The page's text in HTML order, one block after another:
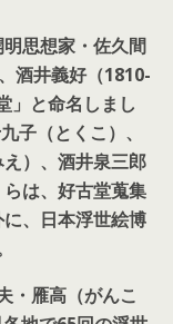
思想家・ 佐久間
酒井義好（1810-
と命名しまし
子（とくこ）、
）、酒井泉三郎
らは、好古堂蒐集
、日本浮世絵博
・雁高（がんこ